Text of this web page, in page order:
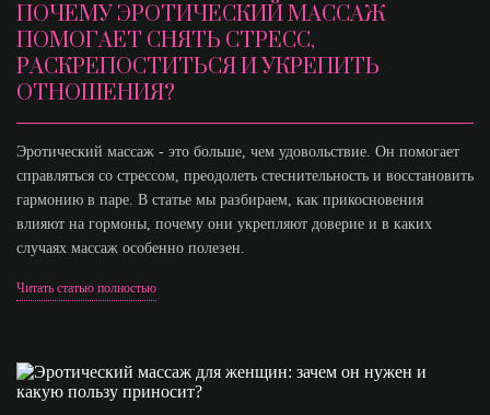
ПОЧЕМУ ЭРОТИЧЕСКИЙ МАССАЖ
ПОМОГАЕТ СНЯТЬ СТРЕСС,
РАСКРЕПОСТИТЬСЯ И УКРЕПИТЬ
ОТНОШЕНИЯ?
Эротический массаж - это больше, чем удовольствие. Он помогает
справляться со стрессом, преодолеть стеснительность и восстановить
гармонию в паре. В статье мы разбираем, как прикосновения
влияют на гормоны, почему они укрепляют доверие и в каких
случаях массаж особенно полезен.
Читать статью полностью